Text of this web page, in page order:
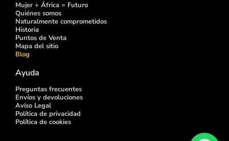
Mujer + África = Futuro
Quiénes somos
Naturalmente comprometidos
Historia
Puntos de Venta
Mapa del sitio
Blog
Ayuda
Preguntas frecuentes
Envíos y devoluciones
Aviso Legal
Política de privacidad
Política de cookies